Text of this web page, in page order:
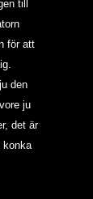
till
för att
den
ju
det är
konka